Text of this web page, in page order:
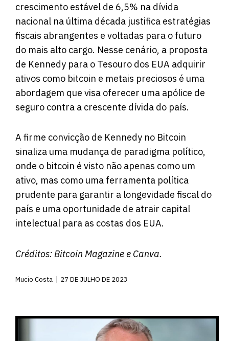
crescimento estável de 6,5% na dívida
nacional na última década justifica estratégias
fiscais abrangentes e voltadas para o futuro
do mais alto cargo. Nesse cenário, a proposta
de Kennedy para o Tesouro dos EUA adquirir
ativos como bitcoin e metais preciosos é uma
abordagem que visa oferecer uma apólice de
seguro contra a crescente dívida do país.
A firme convicção de Kennedy no Bitcoin
sinaliza uma mudança de paradigma político,
onde o bitcoin é visto não apenas como um
ativo, mas como uma ferramenta política
prudente para garantir a longevidade fiscal do
país e uma oportunidade de atrair capital
intelectual para as costas dos EUA.
Créditos:Bitcoin Magazinee Canva.
Mucio Costa 27 DE JULHO DE 2023